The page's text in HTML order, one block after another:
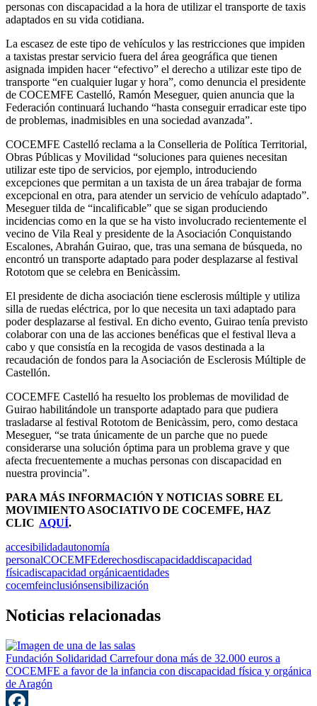
personas con discapacidad a la hora de utilizar el transporte de taxis
adaptados en su vida cotidiana.
La escasez de este tipo de vehículos y las restricciones que impiden
a taxistas prestar servicio fuera del área geográfica que tienen
asignada impiden hacer “efectivo” el derecho a utilizar este tipo de
transporte “en cualquier lugar y hora”, como denuncia el presidente
de COCEMFE Castelló, Ramón Meseguer, quien anuncia que la
Federación continuará luchando “hasta conseguir erradicar este tipo
de problemas, inadmisibles en una sociedad avanzada”.
COCEMFE Castelló reclama a la Conselleria de Política Territorial,
Obras Públicas y Movilidad “soluciones para quienes necesitan
utilizar este tipo de servicios, por ejemplo, introduciendo
excepciones que permitan a un taxista de un área trabajar de forma
excepcional en otra, para atender un servicio de vehículo adaptado”.
Meseguer tilda de “incalificable” que se sigan produciendo
incidencias como en la que se ha visto involucrado recientemente el
vecino de Vila Real y presidente de la Asociación Conquistando
Escalones, Abrahán Guirao, que, tras una semana de búsqueda, no
encontró un transporte adaptado para poder desplazarse al festival
Rototom que se celebra en Benicàssim.
El presidente de dicha asociación tiene esclerosis múltiple y utiliza
silla de ruedas eléctrica, por lo que necesita un taxi adaptado para
poder desplazarse al festival. En dicho evento, Guirao tenía previsto
colaborar con una de las acciones benéficas que el festival lleva a
cabo y que consistía en la recogida de vasos destinada a la
recaudación de fondos para la Asociación de Esclerosis Múltiple de
Castellón.
COCEMFE Castelló ha resuelto los problemas de movilidad de
Guirao habilitándole un transporte adaptado para que pudiera
trasladarse al festival Rototom de Benicàssim, pero, como destaca
Meseguer, “se trata únicamente de un parche que no puede
considerarse una solución óptima para un problema grave y que
afecta frecuentemente a muchas personas con discapacidad en
nuestra provincia”.
PARA MÁS INFORMACIÓN Y NOTICIAS SOBRE EL
MOVIMIENTO ASOCIATIVO DE COCEMFE, HAZ
CLIC AQUÍ.
accesibilidadautonomía
personalCOCEMFEderechosdiscapacidaddiscapacidad
físicadiscapacidad orgánicaentidades
cocemfeinclusiónsensibilización
Noticias relacionadas
Fundación Solidaridad Carrefour dona más de 32.000 euros a
COCEMFE a favor de la infancia con discapacidad física y orgánica
de Aragón